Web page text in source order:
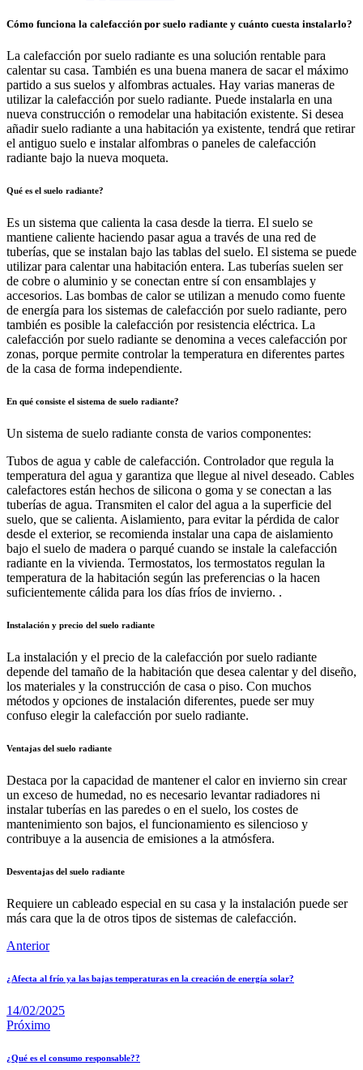
Cómo funciona la calefacción por suelo radiante y cuánto cuesta instalarlo?
La calefacción por suelo radiante es una solución rentable para
calentar su casa. También es una buena manera de sacar el máximo
partido a sus suelos y alfombras actuales. Hay varias maneras de
utilizar la calefacción por suelo radiante. Puede instalarla en una
nueva construcción o remodelar una habitación existente. Si desea
añadir suelo radiante a una habitación ya existente, tendrá que retirar
el antiguo suelo e instalar alfombras o paneles de calefacción
radiante bajo la nueva moqueta.
Qué es el suelo radiante?
Es un sistema que calienta la casa desde la tierra. El suelo se
mantiene caliente haciendo pasar agua a través de una red de
tuberías, que se instalan bajo las tablas del suelo. El sistema se puede
utilizar para calentar una habitación entera. Las tuberías suelen ser
de cobre o aluminio y se conectan entre sí con ensamblajes y
accesorios. Las bombas de calor se utilizan a menudo como fuente
de energía para los sistemas de calefacción por suelo radiante, pero
también es posible la calefacción por resistencia eléctrica. La
calefacción por suelo radiante se denomina a veces calefacción por
zonas, porque permite controlar la temperatura en diferentes partes
de la casa de forma independiente.
En qué consiste el sistema de suelo radiante?
Un sistema de suelo radiante consta de varios componentes:
Tubos de agua y cable de calefacción. Controlador que regula la
temperatura del agua y garantiza que llegue al nivel deseado. Cables
calefactores están hechos de silicona o goma y se conectan a las
tuberías de agua. Transmiten el calor del agua a la superficie del
suelo, que se calienta. Aislamiento, para evitar la pérdida de calor
desde el exterior, se recomienda instalar una capa de aislamiento
bajo el suelo de madera o parqué cuando se instale la calefacción
radiante en la vivienda. Termostatos, los termostatos regulan la
temperatura de la habitación según las preferencias o la hacen
suficientemente cálida para los días fríos de invierno. .
Instalación y precio del suelo radiante
La instalación y el precio de la calefacción por suelo radiante
depende del tamaño de la habitación que desea calentar y del diseño,
los materiales y la construcción de casa o piso. Con muchos
métodos y opciones de instalación diferentes, puede ser muy
confuso elegir la calefacción por suelo radiante.
Ventajas del suelo radiante
Destaca por la capacidad de mantener el calor en invierno sin crear
un exceso de humedad, no es necesario levantar radiadores ni
instalar tuberías en las paredes o en el suelo, los costes de
mantenimiento son bajos, el funcionamiento es silencioso y
contribuye a la ausencia de emisiones a la atmósfera.
Desventajas del suelo radiante
Requiere un cableado especial en su casa y la instalación puede ser
más cara que la de otros tipos de sistemas de calefacción.
Anterior
¿Afecta al frío ya las bajas temperaturas en la creación de energía solar?
14/02/2025
Próximo
¿Qué es el consumo responsable??